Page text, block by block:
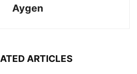
Aygen
ARTICLES